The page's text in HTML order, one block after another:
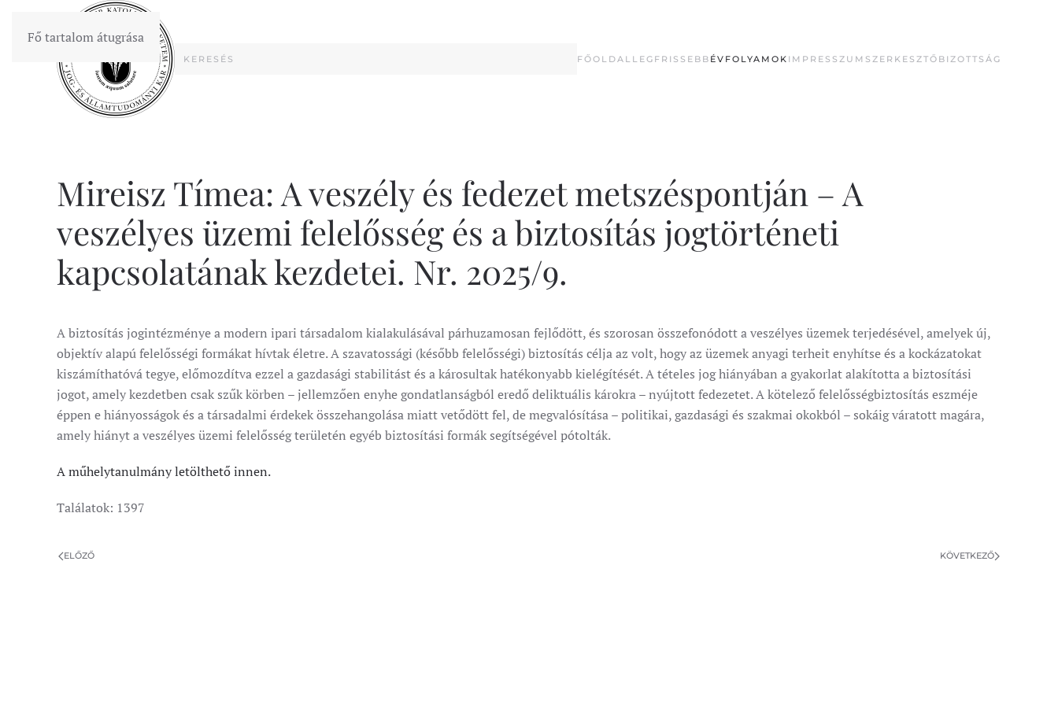
Fő tartalom átugrása
FŐOLDAL LEGFRISSEBB ÉVFOLYAMOK IMPRESSZUM SZERKESZTŐBIZOTTSÁG
Mireisz Tímea: A veszély és fedezet metszéspontján – A
veszélyes üzemi felelősség és a biztosítás jogtörténeti
kapcsolatának kezdetei. Nr. 2025/9.
A biztosítás jogintézménye a modern ipari társadalom kialakulásával párhuzamosan fejlődött, és szorosan összefonódott a veszélyes üzemek terjedésével, amelyek új,
objektív alapú felelősségi formákat hívtak életre. A szavatossági (később felelősségi) biztosítás célja az volt, hogy az üzemek anyagi terheit enyhítse és a kockázatokat
kiszámíthatóvá tegye, előmozdítva ezzel a gazdasági stabilitást és a károsultak hatékonyabb kielégítését. A tételes jog hiányában a gyakorlat alakította a biztosítási
jogot, amely kezdetben csak szűk körben – jellemzően enyhe gondatlanságból eredő deliktuális károkra – nyújtott fedezetet. A kötelező felelősségbiztosítás eszméje
éppen e hiányosságok és a társadalmi érdekek összehangolása miatt vetődött fel, de megvalósítása – politikai, gazdasági és szakmai okokból – sokáig váratott magára,
amely hiányt a veszélyes üzemi felelősség területén egyéb biztosítási formák segítségével pótolták.
A műhelytanulmány letölthető innen.
Találatok: 1397
ELŐZŐ KÖVETKEZŐ